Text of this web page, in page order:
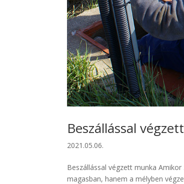
Beszállással
2021.05.06.
Beszállással végzett munka
magasban, hanem a mélyben